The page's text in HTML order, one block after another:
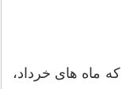
ماه های خرداد،